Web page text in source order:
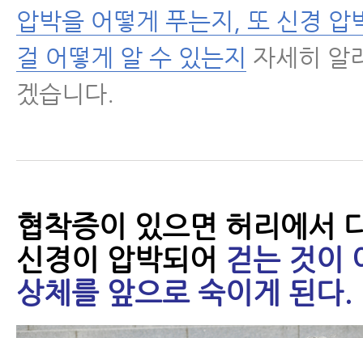
- 척추관협착증 환자가 꼭 알아야
- 협착증은 치료를 받든 안 받든
야 한다
- 척추협착증에 좋은 운동- 걷기
- 척추관협착증 걷기 운동에 대해
가지
압박을 어떻게 푸는지, 또 신경 압
걸 어떻게 알 수 있는지 자세히 알
겠습니다.
협착증이 있으면 허리에서
신경이 압박되어 걷는 것이
상체를 앞으로 숙이게 된다.